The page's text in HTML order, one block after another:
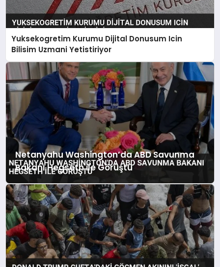
Yuksekogretim Kurumu Dijital Donusum Icin
Bilisim Uzmani Yetistiriyor
Netanyahu Washington’da ABD Savunma
Bakanı Hegseth ile Görüştü